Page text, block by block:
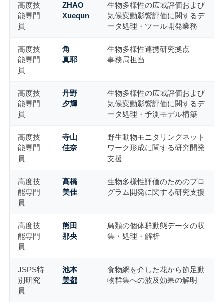
高度技
能専門
員
ZHAO
Xuequn
生物多様性の広域評価および
気候変動影響評価に関するデ
ータ処理・ツール開発業務
高度技
能専門
員
角
真耶
生物多様性連携研究拠点
事務局担当
高度技
能専門
員
丹野
夕輝
生物多様性の広域評価および
気候変動影響評価に関するデ
ータ処理・予測モデル構築
高度技
能専門
員
寺山
佳奈
野生動物モニタリングネット
ワーク形成に関する研究開発
支援
高度技
能専門
員
髙橋
美佳
生物多様性評価のためのプロ
グラム開発に関する研究支援
高度技
能専門
員
熊田
那央
鳥類の個体群動態データの収
集・処理・解析
JSPS特
別研究
員
池本
美都
食物網を介した花から節足動
物群集への波及効果の解明